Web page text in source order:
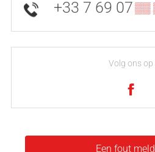
+33 7 69 07▒▒
Volg ons op
Een fout